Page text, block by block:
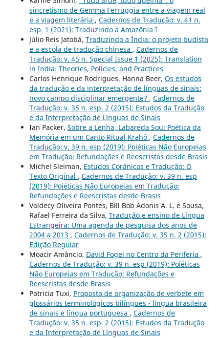
sincretismo de Gemma Ferruggia entre a viagem real
e a viagem literária , Cadernos de Tradução: v. 41 n.
esp. 1 (2021): Traduzindo a Amazônia I
Júlio Reis Jatobá, Traduzindo a Índia: o projeto budista
e a escola de tradução chinesa , Cadernos de
Tradução: v. 45 n. Special Issue 1 (2025): Translation
in India: Theories, Policies, and Practices
Carlos Henrique Rodrigues, Hanna Beer, Os estudos
da tradução e da interpretação de línguas de sinais:
novo campo disciplinar emergente? , Cadernos de
Tradução: v. 35 n. esp. 2 (2015): Estudos da Tradução
e da Interpretação de Línguas de Sinais
Ian Packer, Sobre a Lenha, Labareda Sou: Poética da
Memória em um Canto Ritual Krahô , Cadernos de
Tradução: v. 39 n. esp (2019): Poiéticas Não Europeias
em Tradução: Refundações e Reescristas desde Brasis
Michel Sleiman, Estudos Corânicos e Tradução: O
Texto Original , Cadernos de Tradução: v. 39 n. esp
(2019): Poiéticas Não Europeias em Tradução:
Refundações e Reescristas desde Brasis
Valdecy Oliveira Pontes, Bill Bob Adonis A. L. e Sousa,
Rafael Ferreira da Silva, Tradução e ensino de Língua
Estrangeira: Uma agenda de pesquisa dos anos de
2004 a 2013 , Cadernos de Tradução: v. 35 n. 2 (2015):
Edição Regular
Moacir Amâncio, David Fogel no Centro da Periferia ,
Cadernos de Tradução: v. 39 n. esp (2019): Poiéticas
Não Europeias em Tradução: Refundações e
Reescristas desde Brasis
Patricia Tuxi, Proposta de organização de verbete em
glossários terminológicos bilíngues - língua brasileira
de sinais e língua portuguesa , Cadernos de
Tradução: v. 35 n. esp. 2 (2015): Estudos da Tradução
e da Interpretação de Línguas de Sinais